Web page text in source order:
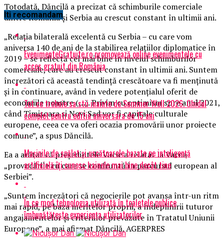
Totodată, Dăncilă a precizat că schimburile comerciale
dintre România şi Serbia au crescut constant în ultimii ani.
„Relaţia bilaterală excelentă cu Serbia – cu care vom
aniversa 140 de ani de la stabilirea relaţiilor diplomatice în
2019 – se reflectă cel mai bine în nivelul schimburilor
comerciale, care au crescut constant în ultimii ani. Suntem
încrezători că această tendinţă crescătoare va fi menţinută
şi în continuare, având în vedere potenţialul oferit de
economiile noastre (…). Privim cu optimism spre anul 2021,
când Timişoara şi Novi Sad vor fi capitale culturale
europene, ceea ce va oferi ocazia promovării unor proiecte
comune”, a spus Dăncilă.
Ea a arătat că preşedintele Vucic a relatat la Varna
„provocările cu care se confruntă în parcursul european al
Serbiei”.
„Suntem încrezători că negocierile pot avansa într-un ritm
mai rapid, pe baza meritelor proprii, a îndeplinirii tuturor
angajamentelor şi criteriilor prevăzute în Tratatul Uniunii
Europene”, a mai afirmat Dăncilă. AGERPRES
Iti recomandam
EvenimenteGratuite.ro promovează online evenimentele cu
acces gratuit din România
Tot ce trebuie sa stii inainte de Summer Well 2026. Ghidul
complet pentru editia aniversara de 15 ani
Mașinile de spălat și uscătoarele bazate pe inteligență
artificială îți cunosc hainele mai bine decât tine
În ce mod tehnologia utilizată în toaletele publice
îmbunătățește experiența utilizatorilor